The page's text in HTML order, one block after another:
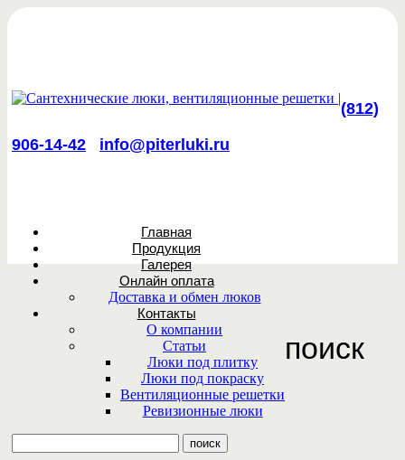
(812)
906-14-42
info@piterluki.ru
Главная
Продукция
Галерея
Онлайн оплата
Доставка и обмен люков
Контакты
О компании
Статьи
Люки под плитку
Люки под покраску
Вентиляционные решетки
Ревизионные люки
поиск